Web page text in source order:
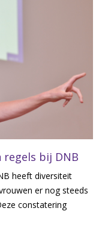
regels bij DNB
heeft diversiteit
er nog steeds
constatering